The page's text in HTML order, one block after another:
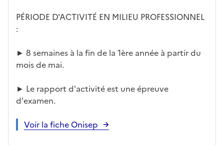
PÉRIODE D'ACTIVITÉ EN MILIEU PROFESSIONNEL
:
► 8 semaines à la fin de la 1ère année à partir du
mois de mai.
► Le rapport d'activité est une épreuve
d'examen.
Voir la fiche Onisep